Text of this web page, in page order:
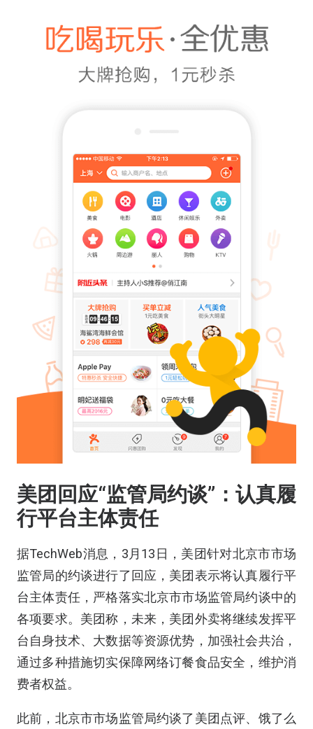
美团回应“监管局约谈”：认真履
行平台主体责任
据TechWeb消息，3月13日，美团针对北京市市场
监管局的约谈进行了回应，美团表示将认真履行平
台主体责任，严格落实北京市市场监管局约谈中的
各项要求。美团称，未来，美团外卖将继续发挥平
台自身技术、大数据等资源优势，加强社会共治，
通过多种措施切实保障网络订餐食品安全，维护消
费者权益。
此前，北京市市场监管局约谈了美团点评、饿了么